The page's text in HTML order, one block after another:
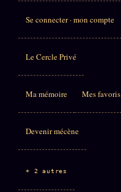
Se connecter · mon compte
Le Cercle Privé
Ma mémoire Mes favoris
Devenir mécène
+ 2 autres